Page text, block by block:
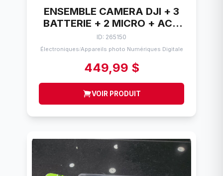
ENSEMBLE CAMERA DJI + 3
BATTERIE + 2 MICRO + ACC
ACTION 4 AC3H
ID: 265150
Électroniques/Appareils photo Numériques Digitale
449,99 $
VOIR PRODUIT